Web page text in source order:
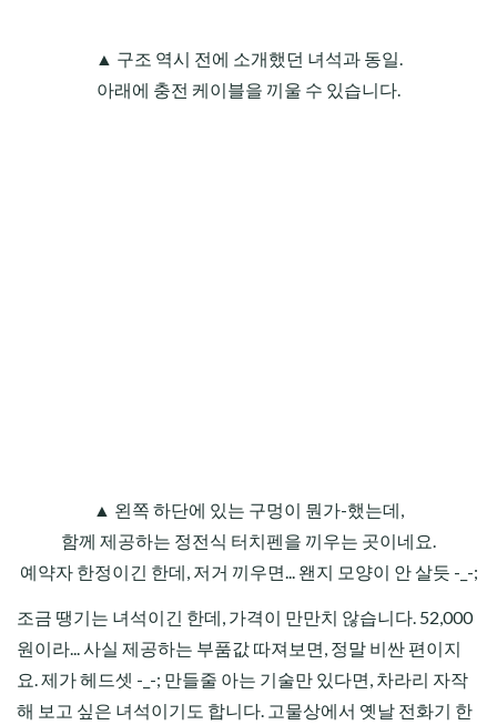
▲ 구조 역시 전에 소개했던 녀석과 동일.
아래에 충전 케이블을 끼울 수 있습니다.
▲ 왼쪽 하단에 있는 구멍이 뭔가-했는데,
함께 제공하는 정전식 터치펜을 끼우는 곳이네요.
예약자 한정이긴 한데, 저거 끼우면... 왠지 모양이 안 살듯 -_-;
조금 땡기는 녀석이긴 한데, 가격이 만만치 않습니다. 52,000
원이라... 사실 제공하는 부품값 따져보면, 정말 비싼 편이지
요. 제가 헤드셋 -_-; 만들줄 아는 기술만 있다면, 차라리 자작
해 보고 싶은 녀석이기도 합니다. 고물상에서 옛날 전화기 한